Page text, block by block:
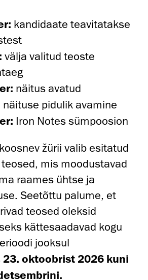
kandidaate teavitatakse
välja valitud teoste
näitus avatud
näituse pidulik avamine
Iron Notes sümpoosion
žürii valib esitatud
mis moodustavad
raames ühtse ja
Seetõttu palume, et
teosed oleksid
kättesaadavad kogu
jooksul
23. oktoobrist 2026 kuni